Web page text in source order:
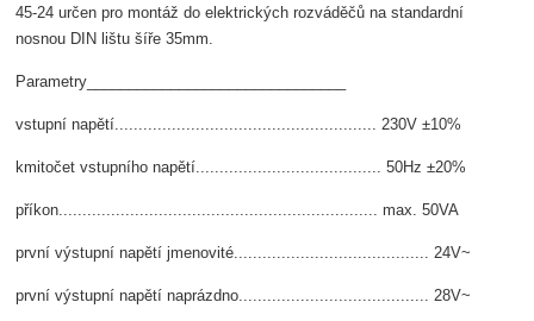
45-24 určen pro montáž do elektrických rozváděčů na standardní
nosnou DIN lištu šíře 35mm.
Parametry_______________________________
vstupní napětí....................................................... 230V ±10%
kmitočet vstupního napětí....................................... 50Hz ±20%
příkon................................................................... max. 50VA
první výstupní napětí jmenovité......................................... 24V~
první výstupní napětí naprázdno........................................ 28V~